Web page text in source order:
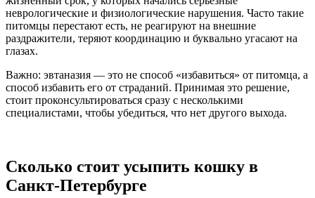
неврологические и физиологические нарушения. Часто такие
питомцы перестают есть, не реагируют на внешние
раздражители, теряют координацию и буквально угасают на
глазах.
Важно: эвтаназия — это не способ «избавиться» от питомца, а
способ избавить его от страданий. Принимая это решение,
стоит проконсультироваться сразу с несколькими
специалистами, чтобы убедиться, что нет другого выхода.
Сколько стоит усыпить кошку в
Санкт-Петербурге